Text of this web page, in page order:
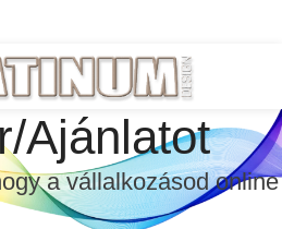
Ajánlatot
a vállalkozásod online